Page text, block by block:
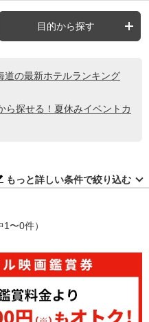
目的から探す
道の最新ホテルランキング
ら探せる！夏休みイベントカ
もっと詳しい条件で絞り込む
1〜0件）